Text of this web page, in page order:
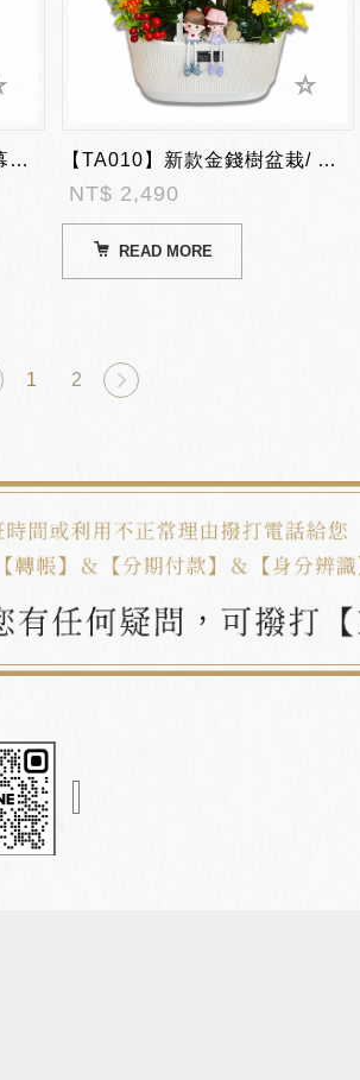
【TA009】虎尾蘭盆栽/ 開幕陞遷盆栽 【TA010】新款金錢樹盆栽/ 開幕陞遷盆栽
NT$ 2,490
READ MORE
1 2